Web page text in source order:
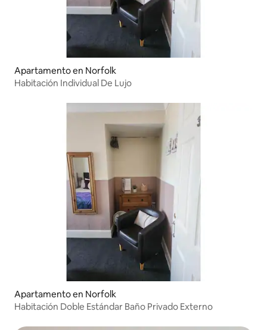
Apartamento en Norfolk
Habitación Individual De Lujo
Apartamento en Norfolk
Habitación Doble Estándar Baño Privado Externo